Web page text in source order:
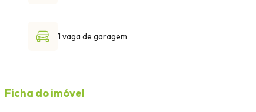
1 vaga de garagem
Ficha do imóvel